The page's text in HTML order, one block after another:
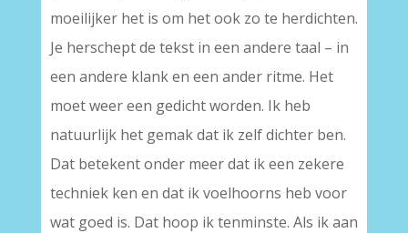
moeilijker het is om het ook zo te herdichten.
Je herschept de tekst in een andere taal – in
een andere klank en een ander ritme. Het
moet weer een gedicht worden. Ik heb
natuurlijk het gemak dat ik zelf dichter ben.
Dat betekent onder meer dat ik een zekere
techniek ken en dat ik voelhoorns heb voor
wat goed is. Dat hoop ik tenminste. Als ik aan